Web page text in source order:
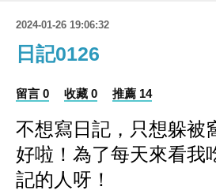
2024-01-26 19:06:32
日記0126
留言 0 收藏 0 推薦 14
不想寫日記，只想躲被
好啦！為了每天來看我
記的人呀！